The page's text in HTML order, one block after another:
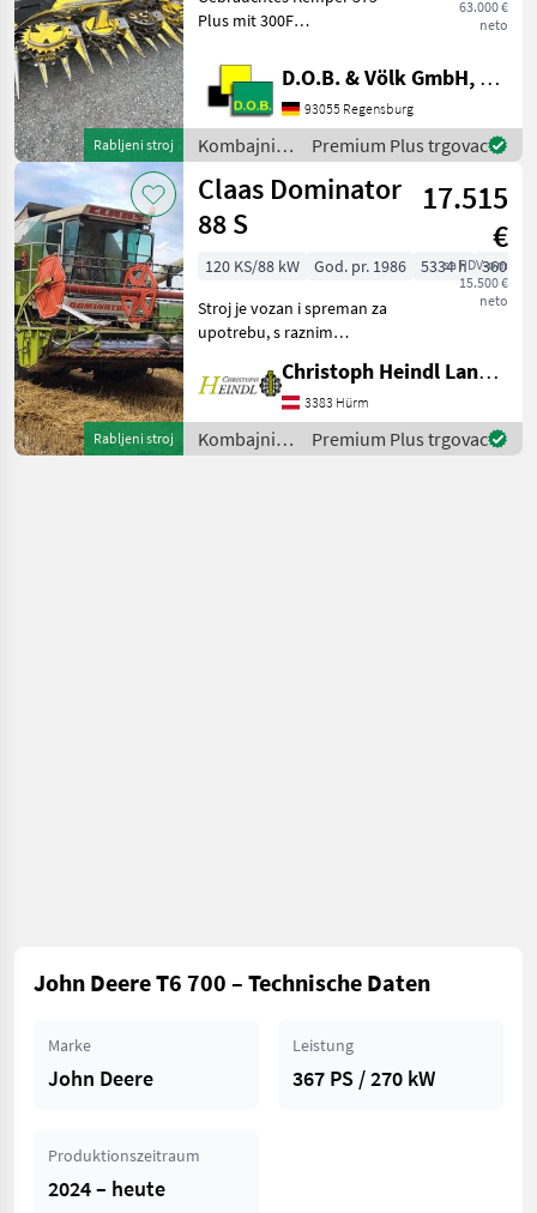
Rabljeni stroj
63.000 €
neto
Plus mit 300F
07.2021 * AHC -
Automatische
Höhenführung *
Zünslerbügel * Komfort
Zusatzfahrwerk 300F Das
Maisgebiss
D.O.B. & Völk GmbH, Filiale Regensburg
93055 Regensburg
Kombajni /
Kemper
Premium Plus trgovac
Rabljeni stroj
Claas Dominator
88 S
17.515
€
sa PDV-om
15.500 €
neto
120 KS/88 kW God. pr. 1986 5334 h
360 cm
Stroj je vozan i spreman za
upotrebu, s raznim
primjerenim njegovoj
motor 120 KS - Ručni
mjenjač, 20 km/h - 5 slamo
Christoph Heindl Landtechnik GmbH, Inning
3383 Hürm
Kombajni /
Claas
Premium Plus trgovac
John Deere T6 700 – Technische Daten
Marke
John Deere
Leistung
367 PS / 270 kW
Produktionszeitraum
2024 – heute